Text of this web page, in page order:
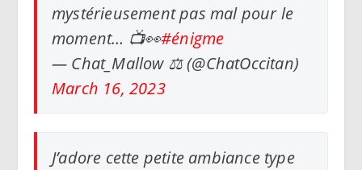
mystérieusement pas mal pour le
moment… 📺👀#énigme
— Chat_Mallow ⚖️ (@ChatOccitan)
March 16, 2023
J’adore cette petite ambiance type